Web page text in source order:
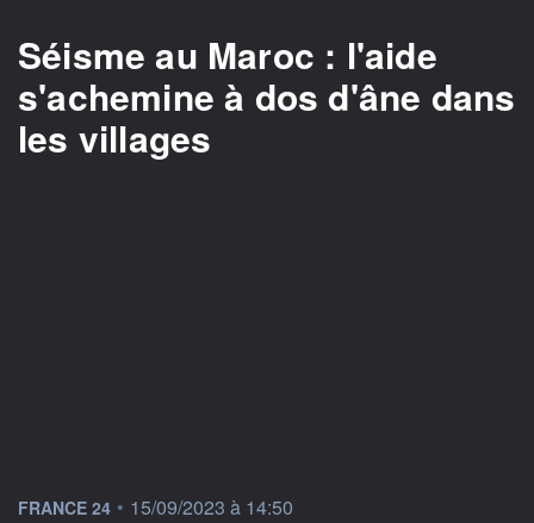
Séisme au Maroc : l'aide
s'achemine à dos d'âne dans
les villages
information fournie par
FRANCE 24 • 15/09/2023 à 14:50